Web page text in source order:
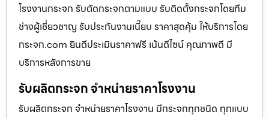
โรงงานกระจก รับตัดกระจกตามแบบ รับติดตั้งกระจกโดยทีม
ช่างผู้เชี่ยวชาญ รับประกันงานเนี๊ยบ ราคาสุดคุ้ม ให้บริการโดย
กระจก.com ยินดีประเมินราคาฟรี เน้นดีไซน์ คุณภาพดี มี
บริการหลังการขาย
รับผลิตกระจก จำหน่ายราคาโรงงาน
รับผลิตกระจก จำหน่ายราคาโรงงาน มีกระจกทุกชนิด ทุกแบบ